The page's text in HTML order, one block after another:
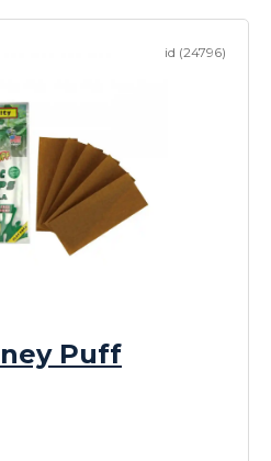
id (24796)
Puff